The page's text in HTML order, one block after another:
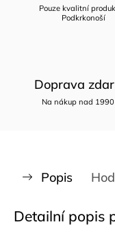
Pouze kvalitní
Podkrkonoší
Doprava
Na nákup nad 1990
Popis
Detailní popis